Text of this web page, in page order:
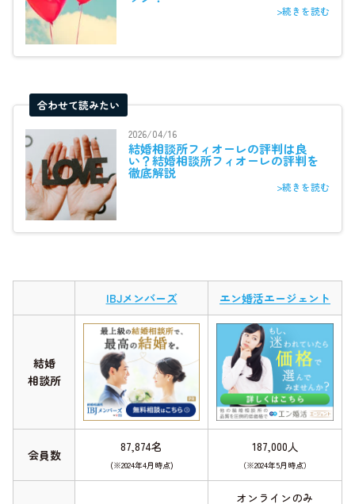
>続きを読む
合わせて読みたい
2026/04/16
結婚相談所フィオーレの評判は良
い？結婚相談所フィオーレの評判を
徹底解説
>続きを読む
IBJメンバーズ エン婚活エージェント
結婚
相談所
会員数
87,874名
(※2024年4月時点)
187,000人
（※2024年5月時点）
オンラインのみ